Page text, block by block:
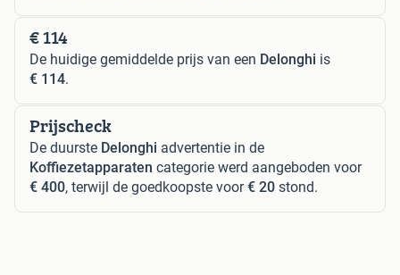
€ 114
De huidige gemiddelde prijs van een Delonghi is
€ 114.
Prijscheck
De duurste Delonghi advertentie in de
Koffiezetapparaten categorie werd aangeboden voor
€ 400, terwijl de goedkoopste voor€ 20 stond.